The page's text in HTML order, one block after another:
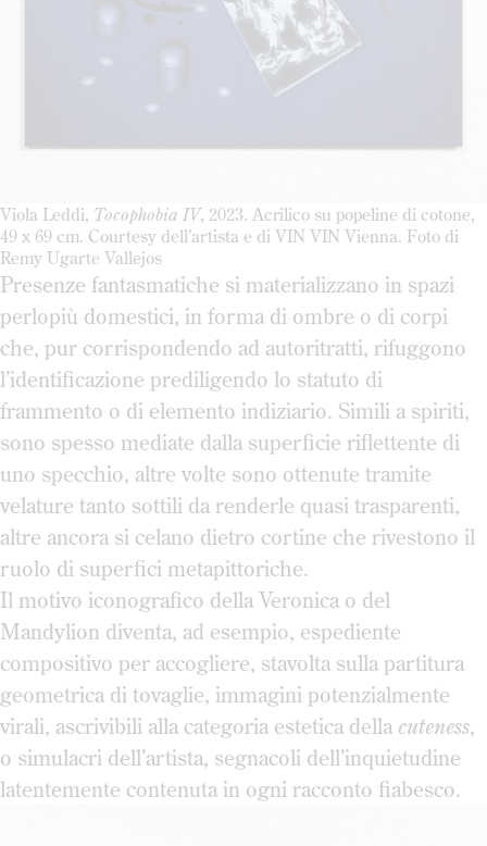
Viola Leddi, Tocophobia IV, 2023. Acrilico su popeline di cotone,
49 x 69 cm. Courtesy dell’artista e di VIN VIN Vienna. Foto di
Remy Ugarte Vallejos
Presenze fantasmatiche si materializzano in spazi
perlopiù domestici, in forma di ombre o di corpi
che, pur corrispondendo ad autoritratti, rifuggono
l’identificazione prediligendo lo statuto di
frammento o di elemento indiziario. Simili a spiriti,
sono spesso mediate dalla superficie riflettente di
uno specchio, altre volte sono ottenute tramite
velature tanto sottili da renderle quasi trasparenti,
altre ancora si celano dietro cortine che rivestono il
ruolo di superfici metapittoriche.
Il motivo iconografico della Veronica o del
Mandylion diventa, ad esempio, espediente
compositivo per accogliere, stavolta sulla partitura
geometrica di tovaglie, immagini potenzialmente
virali, ascrivibili alla categoria estetica della cuteness,
o simulacri dell’artista, segnacoli dell’inquietudine
latentemente contenuta in ogni racconto fiabesco.